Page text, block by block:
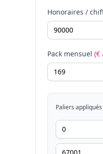
Honoraires /
Pack mensuel (€
Paliers appliqués